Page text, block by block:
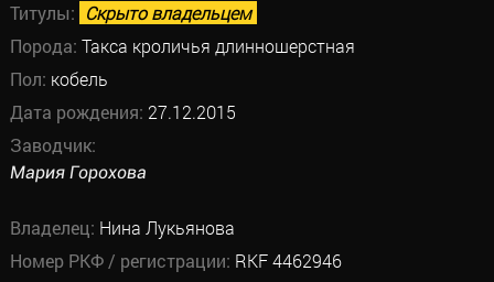
Титулы: Скрыто владельцем
Порода: Такса кроличья длинношерстная
Пол: кобель
Дата рождения: 27.12.2015
Заводчик:
Мария Горохова
Владелец: Нина Лукьянова
Номер РКФ / регистрации: RKF 4462946